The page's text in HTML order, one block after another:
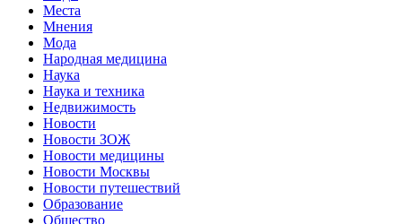
Места
Мнения
Мода
Народная медицина
Наука
Наука и техника
Недвижимость
Новости
Новости ЗОЖ
Новости медицины
Новости Москвы
Новости путешествий
Образование
Общество